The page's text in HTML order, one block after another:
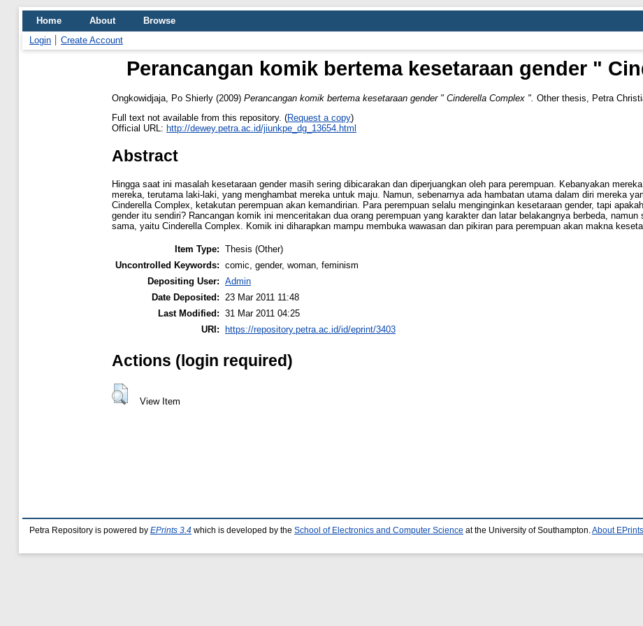
Home About
Browse
Login
Create Account
Perancangan komik bertema kesetaraan gender "
Ongkowidjaja, Po Shierly (2009) Perancangan komik bertema kesetaraan gender " Cinderella Complex ". Other thesis, Petra
Full text not available from this repository. (Request a copy)
Official URL: http://dewey.petra.ac.id/jiunkpe_dg_13654.html
Abstract
Hingga saat ini masalah kesetaraan gender masih sering dibicarakan dan diperjuangkan oleh para perempuan. Kebanyakan
mereka, terutama laki-laki, yang menghambat mereka untuk maju. Namun, sebenarnya ada hambatan utama dalam diri mereka
Cinderella Complex, ketakutan perempuan akan kemandirian. Para perempuan selalu menginginkan kesetaraan gender, tapi
gender itu sendiri? Rancangan komik ini menceritakan dua orang perempuan yang karakter dan latar belakangnya berbeda,
sama, yaitu Cinderella Complex. Komik ini diharapkan mampu membuka wawasan dan pikiran para perempuan akan makna
Item Type: Thesis (Other)
Uncontrolled Keywords: comic, gender, woman, feminism
Depositing User: Admin
Date Deposited:
23 Mar 2011 11:48
Last Modified: 31 Mar 2011 04:25
URI: https://repository.petra.ac.id/id/eprint/3403
Actions (login required)
View Item
Petra Repository is powered by EPrints 3.4 which is developed by the School of Electronics and Computer Science at the University of Southampton. About EPrints